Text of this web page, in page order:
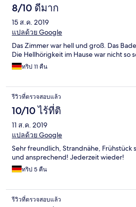
8/10 ดีมาก
15 ส.ค. 2019
แปลด้วย Google
Das Zimmer war hell und groß. Das
Die Hellhörigkeit im Hause war nicht so
ทริป 11 คืน
รีวิวที่ตรวจสอบแล้ว
10/10 ไร้ที่ติ
11 ส.ค. 2019
แปลด้วย Google
Sehr freundlich, Strandnähe, Frühstück
und ansprechend! Jederzeit wieder!
ทริป 5 คืน
รีวิวที่ตรวจสอบแล้ว